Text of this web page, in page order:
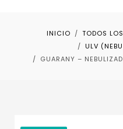
INICIO TODOS
ULV
GUARANY –